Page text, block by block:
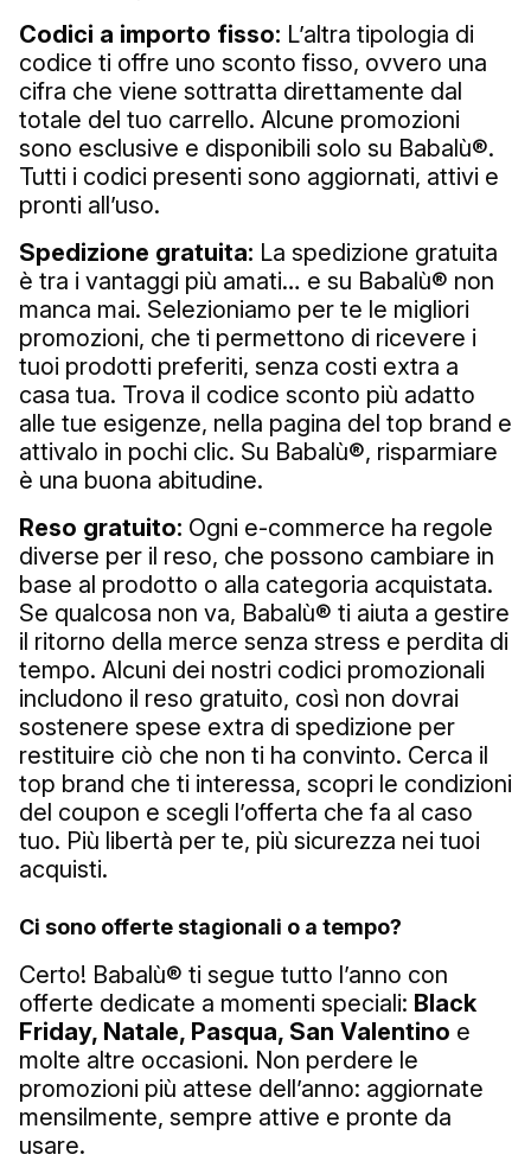
Codici a importo fisso: L’altra tipologia di
codice ti offre uno sconto fisso, ovvero una
cifra che viene sottratta direttamente dal
totale del tuo carrello. Alcune promozioni
sono esclusive e disponibili solo su Babalù®.
Tutti i codici presenti sono aggiornati, attivi e
pronti all’uso.
Spedizione gratuita: La spedizione gratuita
è tra i vantaggi più amati… e su Babalù® non
manca mai. Selezioniamo per te le migliori
promozioni, che ti permettono di ricevere i
tuoi prodotti preferiti, senza costi extra a
casa tua. Trova il codice sconto più adatto
alle tue esigenze, nella pagina del top brand e
attivalo in pochi clic. Su Babalù®, risparmiare
è una buona abitudine.
Reso gratuito: Ogni e-commerce ha regole
diverse per il reso, che possono cambiare in
base al prodotto o alla categoria acquistata.
Se qualcosa non va, Babalù® ti aiuta a gestire
il ritorno della merce senza stress e perdita di
tempo. Alcuni dei nostri codici promozionali
includono il reso gratuito, così non dovrai
sostenere spese extra di spedizione per
restituire ciò che non ti ha convinto. Cerca il
top brand che ti interessa, scopri le condizioni
del coupon e scegli l’offerta che fa al caso
tuo. Più libertà per te, più sicurezza nei tuoi
acquisti.
Ci sono offerte stagionali o a tempo?
Certo! Babalù® ti segue tutto l’anno con
offerte dedicate a momenti speciali: Black
Friday, Natale, Pasqua, San Valentino e
molte altre occasioni. Non perdere le
promozioni più attese dell’anno: aggiornate
mensilmente, sempre attive e pronte da
usare.